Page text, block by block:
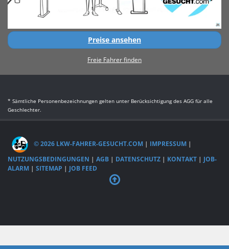
Preise ansehen
Freie Fahrer finden
* Sämtliche Personenbezeichnungen gelten unter Berücksichtigung des AGG für alle
Geschlechter.
© 2026 LKW-FAHRER-GESUCHT.COM | IMPRESSUM |
NUTZUNGSBEDINGUNGEN | AGB | DATENSCHUTZ | KONTAKT | JOB-
ALARM | SITEMAP | JOB FEED